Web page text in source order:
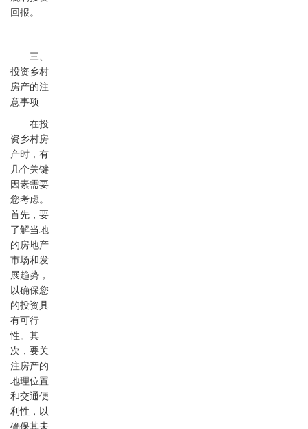
回报。
三、
投资乡村
房产的注
意事项
在投
资乡村房
产时，有
几个关键
因素需要
您考虑。
首先，要
了解当地
的房地产
市场和发
展趋势，
以确保您
的投资具
有可行
性。其
次，要关
注房产的
地理位置
和交通便
利性，以
确保其未